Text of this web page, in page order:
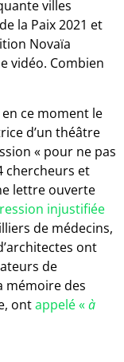
villes
la Paix 2021 et
Novaïa
vidéo. Combien
ce moment le
d’un théâtre
« pour ne pas
chercheurs et
lettre ouverte
injustifiée
de médecins,
ont
de
mémoire des
ontappelé «à